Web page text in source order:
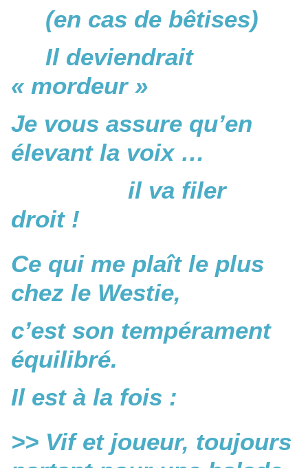
(en cas de bêtises)
Il deviendrait
« mordeur »
Je vous assure qu’en
élevant la voix …
il va filer
droit !
Ce qui me plaît le plus
chez le Westie,
c’est son tempérament
équilibré.
Il est à la fois :
>> Vif et joueur, toujours